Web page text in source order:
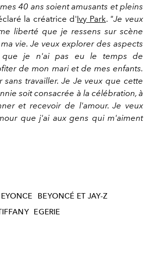
40 ans soient amusants et pleins
la créatrice d'Ivy Park. "Je veux
liberté que je ressens sur scène
vie. Je veux explorer des aspects
que je n'ai pas eu le temps de
de mon mari et de mes enfants.
sans travailler. Je Je veux que cette
soit consacrée à la célébration, à
et recevoir de l'amour. Je veux
que j'ai aux gens qui m'aiment
BEYONCÉ ET JAY-Z
EGERIE